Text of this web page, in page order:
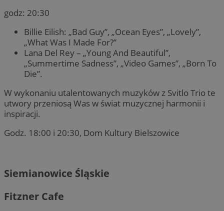
godz: 20:30
Billie Eilish: „Bad Guy”, „Ocean Eyes”, „Lovely”,
„What Was I Made For?”
Lana Del Rey – „Young And Beautiful”,
„Summertime Sadness”, „Video Games”, „Born To
Die”.
W wykonaniu utalentowanych muzyków z Svitlo Trio te
utwory przeniosą Was w świat muzycznej harmonii i
inspiracji.
Godz. 18:00 i 20:30, Dom Kultury Bielszowice
Siemianowice Śląskie
Fitzner Cafe